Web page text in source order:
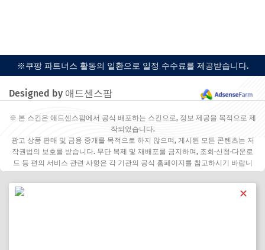
※쿠팡 파트너스 활동의 일환으로 일정 수수료를 제공받습니다.
Designed by 애드센스팜
※ 본 스킨은 애드센스팜에서 공식 배포하는 스킨으로, 정보 제공을 목적으로 제
작되었습니다.
광고 상품 판매 및 금융 중개를 목적으로 하지 않으며, 게시된 모든 콘텐츠는 저
작권법의 보호를 받습니다. 무단 복제 및 재배포를 금지하며, 조회·신청·다운로
드 등 편의 서비스 관련 사항은 각 기관의 공식 홈페이지를 참고하시기 바랍니
✕